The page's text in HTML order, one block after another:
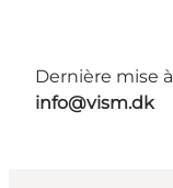
Dernière mise
info@vism.dk